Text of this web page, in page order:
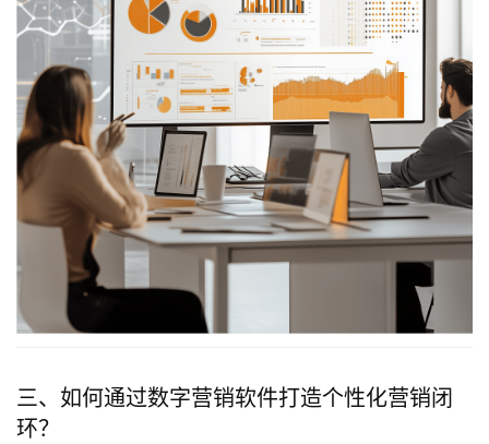
三、如何通过数字营销软件打造个性化营销闭
环？